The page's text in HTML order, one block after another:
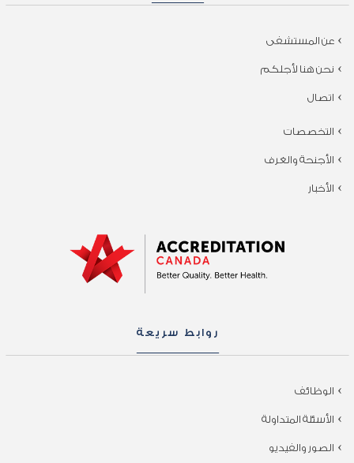
عن المستشفى
نحن هنا لأجلكم
اتصال
التخصصات
الأجنحة والغرف
الأخبار
روابط سريعة
الوظائف
الأسئلة المتداولة
الصور والفيديو